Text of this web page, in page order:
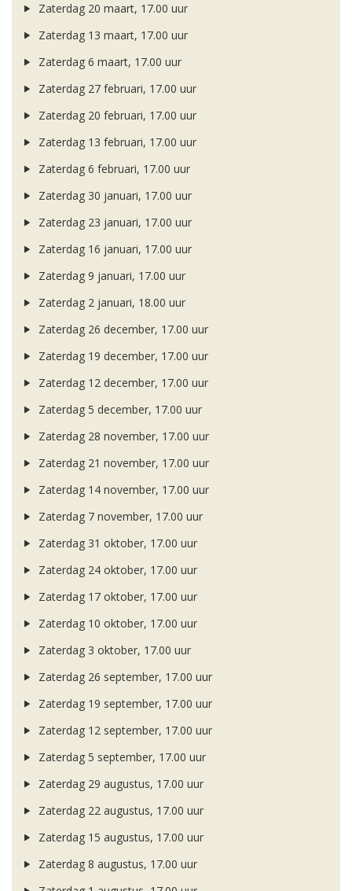
Zaterdag 20 maart, 17.00 uur
Zaterdag 13 maart, 17.00 uur
Zaterdag 6 maart, 17.00 uur
Zaterdag 27 februari, 17.00 uur
Zaterdag 20 februari, 17.00 uur
Zaterdag 13 februari, 17.00 uur
Zaterdag 6 februari, 17.00 uur
Zaterdag 30 januari, 17.00 uur
Zaterdag 23 januari, 17.00 uur
Zaterdag 16 januari, 17.00 uur
Zaterdag 9 januari, 17.00 uur
Zaterdag 2 januari, 18.00 uur
Zaterdag 26 december, 17.00 uur
Zaterdag 19 december, 17.00 uur
Zaterdag 12 december, 17.00 uur
Zaterdag 5 december, 17.00 uur
Zaterdag 28 november, 17.00 uur
Zaterdag 21 november, 17.00 uur
Zaterdag 14 november, 17.00 uur
Zaterdag 7 november, 17.00 uur
Zaterdag 31 oktober, 17.00 uur
Zaterdag 24 oktober, 17.00 uur
Zaterdag 17 oktober, 17.00 uur
Zaterdag 10 oktober, 17.00 uur
Zaterdag 3 oktober, 17.00 uur
Zaterdag 26 september, 17.00 uur
Zaterdag 19 september, 17.00 uur
Zaterdag 12 september, 17.00 uur
Zaterdag 5 september, 17.00 uur
Zaterdag 29 augustus, 17.00 uur
Zaterdag 22 augustus, 17.00 uur
Zaterdag 15 augustus, 17.00 uur
Zaterdag 8 augustus, 17.00 uur